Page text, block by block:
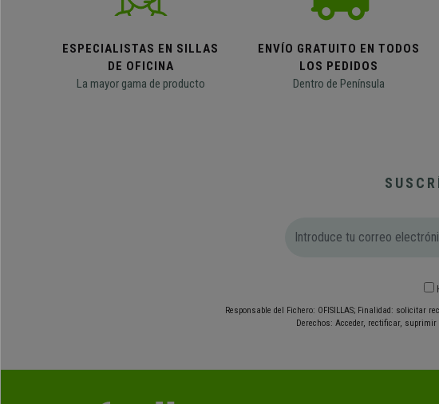
ESPECIALISTAS EN SILLAS
DE OFICINA
La mayor gama de producto
ENVÍO GRATUITO EN TODOS
LOS PEDIDOS
Dentro de Península
Responsable del Fichero: OFISILLAS; Finalidad: solicitar
Derechos: Acceder, rectificar,